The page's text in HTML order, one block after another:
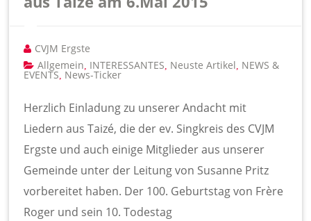
CVJM Ergste
Allgemein INTERESSANTES Neuste Artikel NEWS &
EVENTS News-Ticker
Herzlich Einladung zu unserer Andacht mit
Liedern aus Taizé, die der ev. Singkreis des CVJM
Ergste und auch einige Mitglieder aus unserer
Gemeinde unter der Leitung von Susanne Pritz
vorbereitet haben. Der 100. Geburtstag von Frère
Roger und sein 10. Todestag